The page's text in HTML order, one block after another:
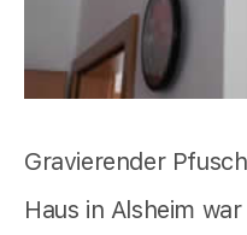
Gravierender
Haus in Alsheim